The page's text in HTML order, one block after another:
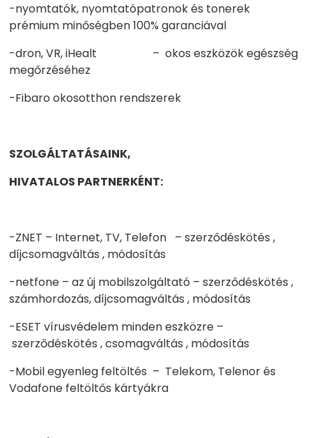
-nyomtatók, nyomtatópatronok és tonerek
prémium minőségben 100% garanciával
-dron, VR, iHealt – okos eszközök egészség
megőrzéséhez
-Fibaro okosotthon rendszerek
SZOLGÁLTATÁSAINK,
HIVATALOS PARTNERKÉNT:
-ZNET – Internet, TV, Telefon – szerződéskötés ,
díjcsomagváltás , módosítás
-netfone – az új mobilszolgáltató – szerződéskötés ,
számhordozás, díjcsomagváltás , módosítás
-ESET vírusvédelem minden eszközre –
szerződéskötés , csomagváltás , módosítás
-Mobil egyenleg feltöltés – Telekom, Telenor és
Vodafone feltöltős kártyákra